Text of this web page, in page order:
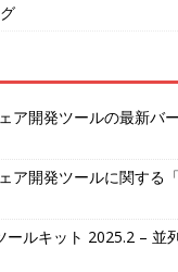
ア開発ツールの最新バ
ア開発ツールに関する
ルキット 2025.2 – 並